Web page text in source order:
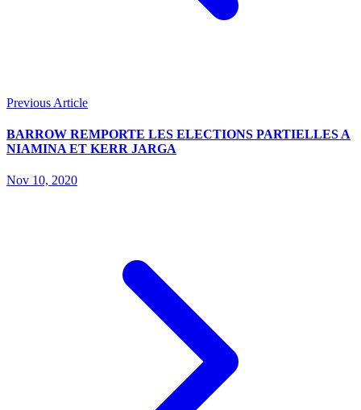
Previous Article
BARROW REMPORTE LES ELECTIONS PARTIELLES A
NIAMINA ET KERR JARGA
Nov 10, 2020